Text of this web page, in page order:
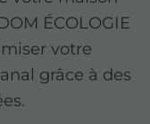
ÉCOLOGIE
votre
grâce à des